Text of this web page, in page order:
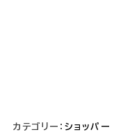
カテゴリー： ショッパー